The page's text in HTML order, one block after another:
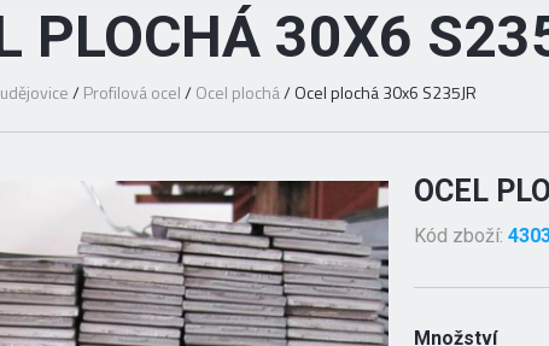
PLOCHÁ 30X6
/ Profilová ocel/ Ocel plochá/ Ocel plochá 30x6 S235JR
OCEL
Kód zboží:
Množství